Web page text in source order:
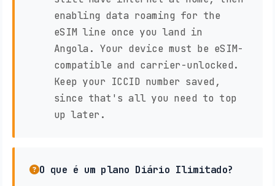
enabling data roaming for the
eSIM line once you land in
Angola. Your device must be eSIM-
compatible and carrier-unlocked.
Keep your ICCID number saved,
since that's all you need to top
up later.
O que é um plano Diário Ilimitado?